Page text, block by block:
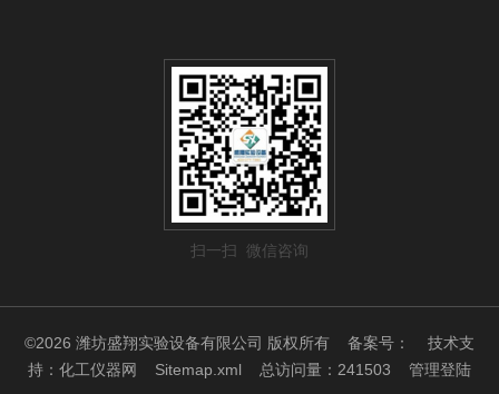
扫一扫 微信咨询
©2026 潍坊盛翔实验设备有限公司 版权所有 备案号：
技术支
持： 化工仪器网 Sitemap.xml 总访问量：241503 管理登陆